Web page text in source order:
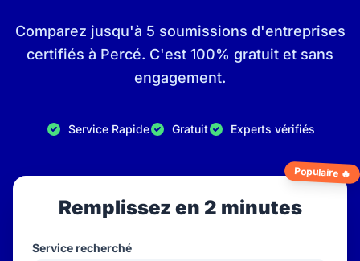
Comparez jusqu'à 5 soumissions d'entreprises
certifiés à Percé. C'est 100% gratuit et sans
engagement.
Service Rapide Gratuit Experts vérifiés
Populaire 🔥
Remplissez en 2 minutes
Service recherché